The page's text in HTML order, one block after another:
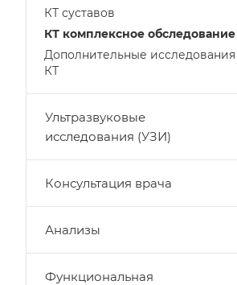
КТ суставов
КТ комплексное обследование
Дополнительные исследования
КТ
Ультразвуковые
исследования (УЗИ)
Консультация врача
Анализы
Функциональная